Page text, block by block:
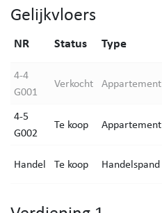
Gelijkvloers
NR Status Type
4-4
G001
Verkocht Appartement
4-5
G002
Te koop Appartement
Handel Te koop Handelspand